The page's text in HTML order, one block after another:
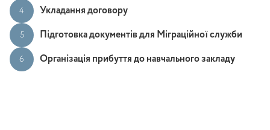
6 Організація прибуття до навчального закладу
5 Підготовка документів для Міграційної служби
4 Укладання договору